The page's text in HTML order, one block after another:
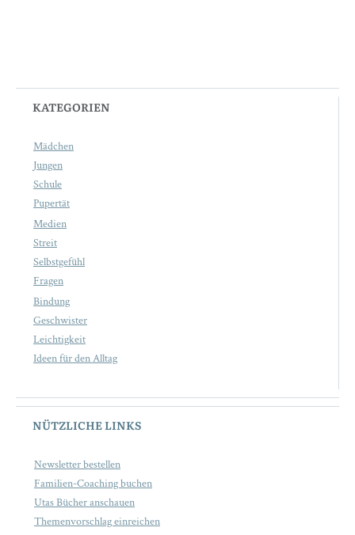
KATEGORIEN
Mädchen
Jungen
Schule
Pupertät
Medien
Streit
Selbstgefühl
Fragen
Bindung
Geschwister
Leichtigkeit
Ideen für den Alltag
NÜTZLICHE LINKS
Newsletter bestellen
Familien-Coaching buchen
Utas Bücher anschauen
Themenvorschlag einreichen